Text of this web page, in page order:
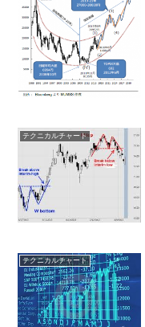
テクニカルチャート
テクニカルチャート